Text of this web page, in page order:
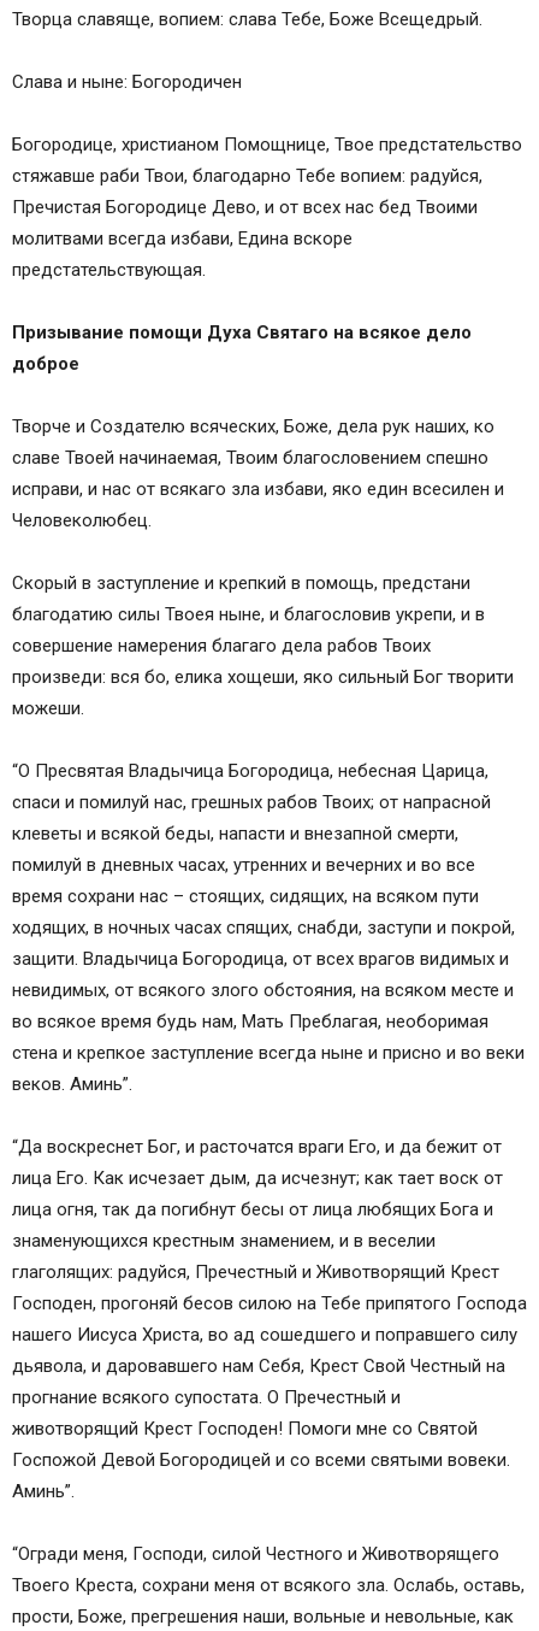
Творца славяще, вопием: слава Тебе, Боже Всещедрый.
Слава и ныне: Богородичен
Богородице, христианом Помощнице, Твое предстательство
стяжавше раби Твои, благодарно Тебе вопием: радуйся,
Пречистая Богородице Дево, и от всех нас бед Твоими
молитвами всегда избави, Едина вскоре
предстательствующая.
Призывание помощи Духа Святаго на всякое дело
доброе
Творче и Создателю всяческих, Боже, дела рук наших, ко
славе Твоей начинаемая, Твоим благословением спешно
исправи, и нас от всякаго зла избави, яко един всесилен и
Человеколюбец.
Скорый в заступление и крепкий в помощь, предстани
благодатию силы Твоея ныне, и благословив укрепи, и в
совершение намерения благаго дела рабов Твоих
произведи: вся бо, елика хощеши, яко сильный Бог творити
можеши.
“О Пресвятая Владычица Богородица, небесная Царица,
спаси и помилуй нас, грешных рабов Твоих; от напрасной
клеветы и всякой беды, напасти и внезапной смерти,
помилуй в дневных часах, утренних и вечерних и во все
время сохрани нас – стоящих, сидящих, на всяком пути
ходящих, в ночных часах спящих, снабди, заступи и покрой,
защити. Владычица Богородица, от всех врагов видимых и
невидимых, от всякого злого обстояния, на всяком месте и
во всякое время будь нам, Мать Преблагая, необоримая
стена и крепкое заступление всегда ныне и присно и во веки
веков. Аминь”.
“Да воскреснет Бог, и расточатся враги Его, и да бежит от
лица Его. Как исчезает дым, да исчезнут; как тает воск от
лица огня, так да погибнут бесы от лица любящих Бога и
знаменующихся крестным знамением, и в веселии
глаголящих: радуйся, Пречестный и Животворящий Крест
Господен, прогоняй бесов силою на Тебе припятого Господа
нашего Иисуса Христа, во ад сошедшего и поправшего силу
дьявола, и даровавшего нам Себя, Крест Свой Честный на
прогнание всякого супостата. О Пречестный и
животворящий Крест Господен! Помоги мне со Святой
Госпожой Девой Богородицей и со всеми святыми вовеки.
Аминь”.
“Огради меня, Господи, силой Честного и Животворящего
Твоего Креста, сохрани меня от всякого зла. Ослабь, оставь,
прости, Боже, прегрешения наши, вольные и невольные, как